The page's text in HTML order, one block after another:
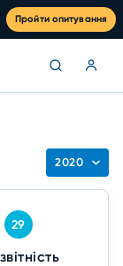
Пройти опитування
2020
29